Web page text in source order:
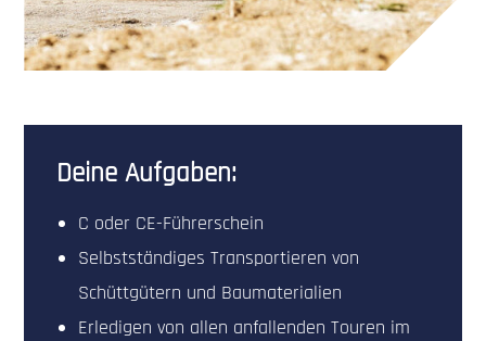
Deine Aufgaben:
C oder CE-Führerschein
Selbstständiges Transportieren von
Schüttgütern und Baumaterialien
Erledigen von allen anfallenden Touren im